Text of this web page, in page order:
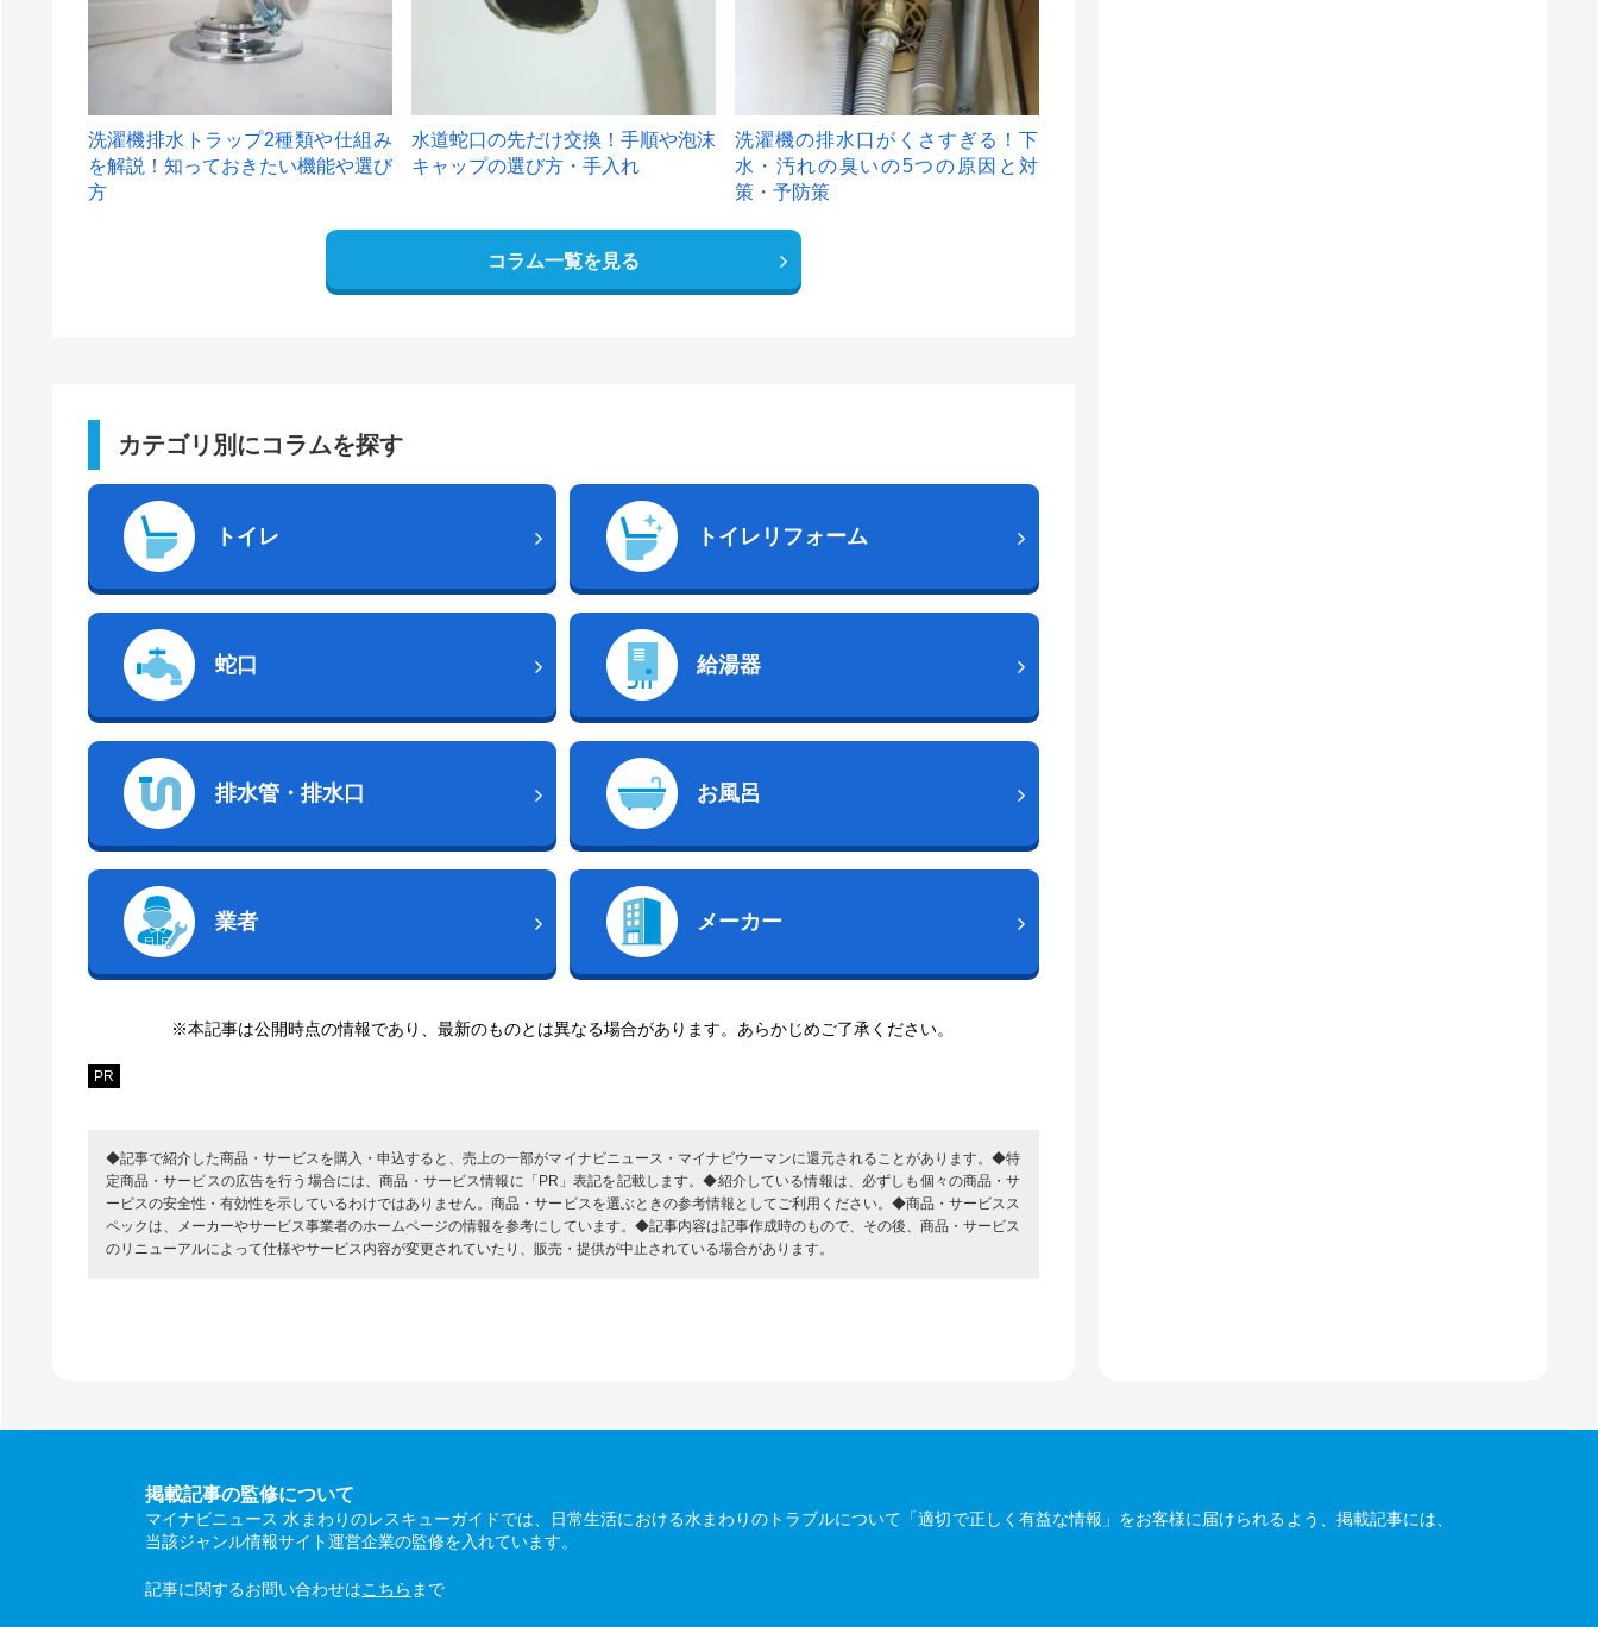
洗濯機排水トラップ2種類や仕組み
を解説！知っておきたい機能や選び
方
水道蛇口の先だけ交換！手順や泡沫
キャップの選び方・手入れ
洗濯機の排水口がくさすぎる！下
水・汚れの臭いの5つの原因と対
策・予防策
コラム一覧を見る
カテゴリ別にコラムを探す
トイレ トイレリフォーム
蛇口 給湯器
排水管・排水口 お風呂
業者 メーカー
※本記事は公開時点の情報であり、最新のものとは異なる場合があります。あらかじめご了承ください。
PR
◆記事で紹介した商品・サービスを購入・申込すると、売上の一部がマイナビニュース・マイナビウーマンに還元されることがあります。◆特
定商品・サービスの広告を行う場合には、商品・サービス情報に「PR」表記を記載します。◆紹介している情報は、必ずしも個々の商品・サ
ービスの安全性・有効性を示しているわけではありません。商品・サービスを選ぶときの参考情報としてご利用ください。◆商品・サービスス
ペックは、メーカーやサービス事業者のホームページの情報を参考にしています。◆記事内容は記事作成時のもので、その後、商品・サービス
のリニューアルによって仕様やサービス内容が変更されていたり、販売・提供が中止されている場合があります。
掲載記事の監修について
マイナビニュース 水まわりのレスキューガイドでは、日常生活における水まわりのトラブルについて「適切で正しく有益な情報」をお客様に届けられるよう、掲載記事には、
当該ジャンル情報サイト運営企業の監修を入れています。
記事に関するお問い合わせはこちら まで